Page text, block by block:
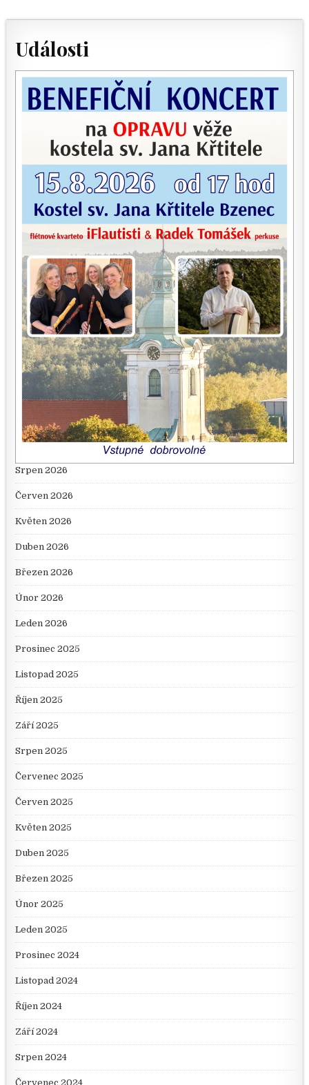
Události
Srpen 2026
Červen 2026
Květen 2026
Duben 2026
Březen 2026
Únor 2026
Leden 2026
Prosinec 2025
Listopad 2025
Říjen 2025
Září 2025
Srpen 2025
Červenec 2025
Červen 2025
Květen 2025
Duben 2025
Březen 2025
Únor 2025
Leden 2025
Prosinec 2024
Listopad 2024
Říjen 2024
Září 2024
Srpen 2024
Červenec 2024